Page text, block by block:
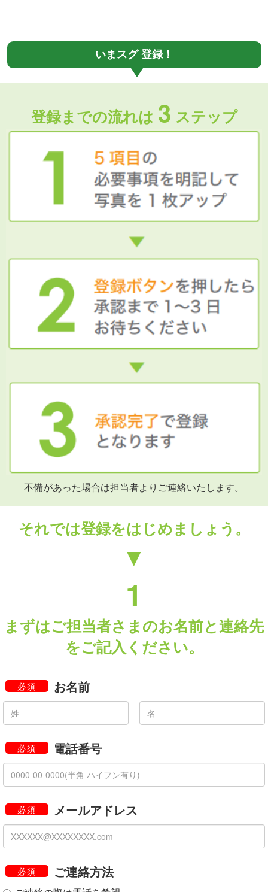
いまスグ 登録！
登録までの流れは 3 ステップ
不備があった場合は担当者よりご連絡いたします。
それでは登録をはじめましょう。
▼
1
まずはご担当者さまのお名前と連絡先
をご記入ください。
必須 お名前
必須 電話番号
必須 メールアドレス
必須 ご連絡方法